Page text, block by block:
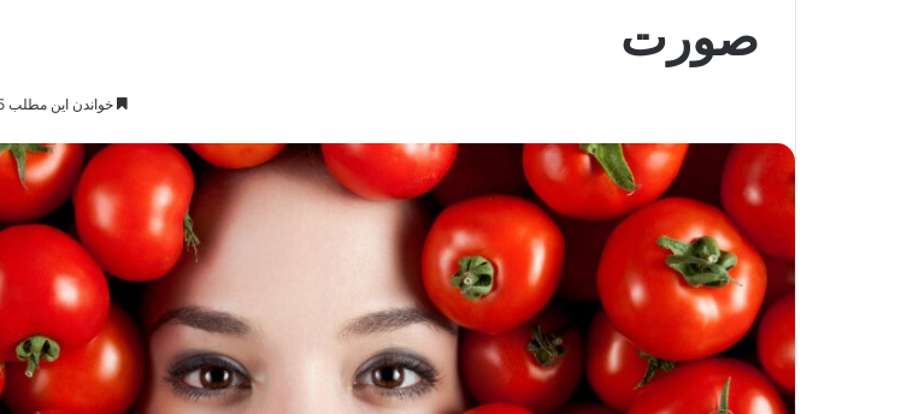
صورت
خواندن این مطلب 5 دقیقه زمان میبرد